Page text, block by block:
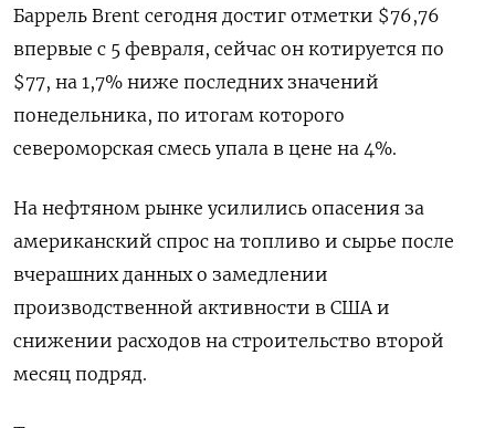
Баррель Brent сегодня достиг отметки $76,76
впервые с 5 февраля, сейчас он котируется по
$77, на 1,7% ниже последних значений
понедельника, по итогам которого
североморская смесь упала в цене на 4%.
На нефтяном рынке усилились опасения за
американский спрос на топливо и сырье после
вчерашних данных о замедлении
производственной активности в США и
снижении расходов на строительство второй
месяц подряд.